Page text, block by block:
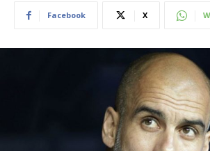
Facebook X